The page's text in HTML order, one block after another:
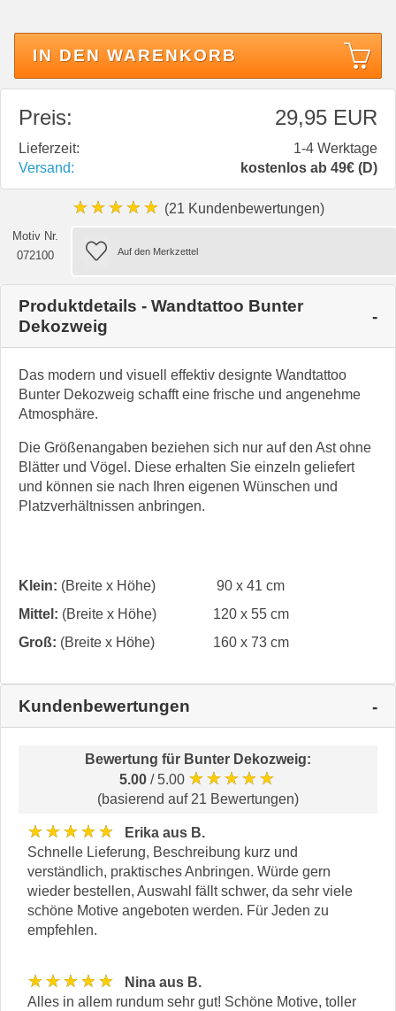
IN DEN WARENKORB
Preis: 29,95 EUR
Lieferzeit:
1-4 Werktage
Versand:
kostenlos ab 49€ (D)
★★★★★ (21 Kundenbewertungen)
Motiv Nr.
072100
Produktdetails - Wandtattoo Bunter
Dekozweig
Das modern und visuell effektiv designte Wandtattoo
Bunter Dekozweig schafft eine frische und angenehme
Atmosphäre.
Die Größenangaben beziehen sich nur auf den Ast ohne
Blätter und Vögel. Diese erhalten Sie einzeln geliefert
und können sie nach Ihren eigenen Wünschen und
Platzverhältnissen anbringen.
Klein: (Breite x Höhe)
90 x 41 cm
Mittel: (Breite x Höhe)
120 x 55 cm
Groß: (Breite x Höhe) 160 x 73 cm
Kundenbewertungen
Bewertung für Bunter Dekozweig:
5.00 / 5.00 ★★★★★
(basierend auf 21 Bewertungen)
★★★★★
Erika aus B.
Schnelle Lieferung, Beschreibung kurz und
verständlich, praktisches Anbringen. Würde gern
wieder bestellen, Auswahl fällt schwer, da sehr viele
schöne Motive angeboten werden. Für Jeden zu
empfehlen.
★★★★★
Nina aus B.
Alles in allem rundum sehr gut! Schöne Motive, toller